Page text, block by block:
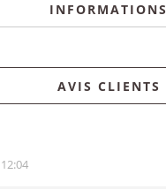
INFORMATIONS
AVIS CLIENTS